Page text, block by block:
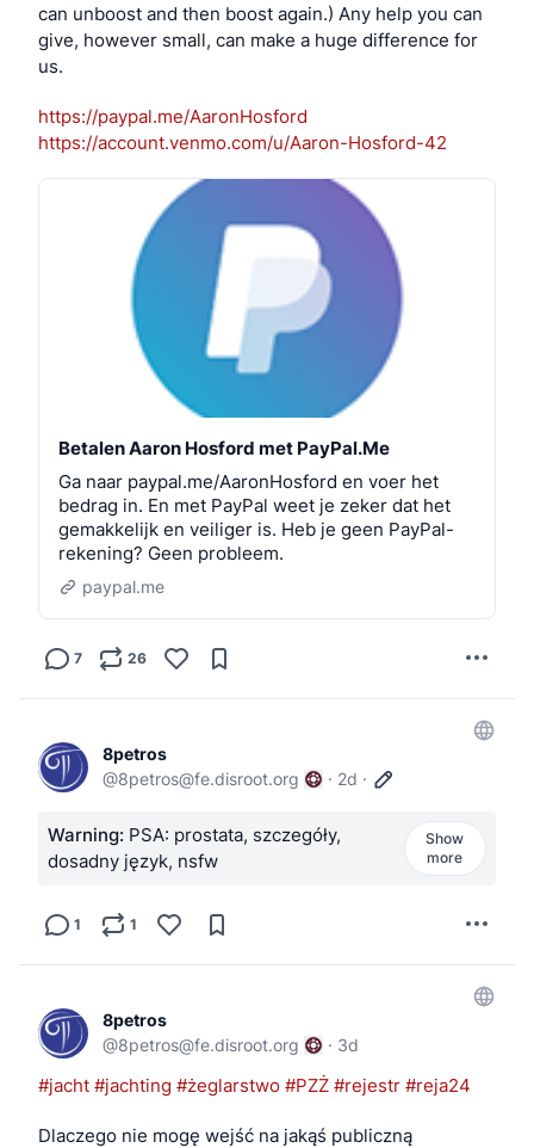
can unboost and then boost again.) Any help you can
give, however small, can make a huge difference for
us.
https://paypal.me/AaronHosford
https://account.venmo.com/u/Aaron-Hosford-42
Betalen Aaron Hosford met PayPal.Me
Ga naar paypal.me/AaronHosford en voer het
bedrag in. En met PayPal weet je zeker dat het
gemakkelijk en veiliger is. Heb je geen PayPal-
rekening? Geen probleem.
paypal.me
7 26
8petros
@8petros@fe.disroot.org · 2d ·
Warning: PSA: prostata, szczegóły,
dosadny język, nsfw
Show
more
1 1
8petros
@8petros@fe.disroot.org · 3d
#jacht #jachting #żeglarstwo #PZŻ #rejestr #reja24
Dlaczego nie mogę wejść na jakąś publiczną